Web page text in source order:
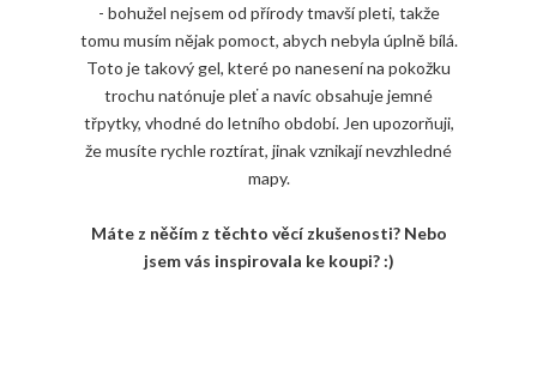
- bohužel nejsem od přírody tmavší pleti, takže
tomu musím nějak pomoct, abych nebyla úplně bílá.
Toto je takový gel, které po nanesení na pokožku
trochu natónuje pleť a navíc obsahuje jemné
třpytky, vhodné do letního období. Jen upozorňuji,
že musíte rychle roztírat, jinak vznikají nevzhledné
mapy.
Máte z něčím z těchto věcí zkušenosti? Nebo
jsem vás inspirovala ke koupi? :)